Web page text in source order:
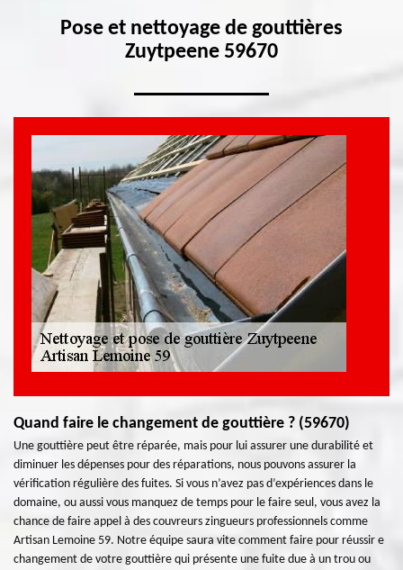
Pose et nettoyage de gouttières
Zuytpeene 59670
Quand faire le changement de gouttière ? (59670)
Une gouttière peut être réparée, mais pour lui assurer une durabilité et
diminuer les dépenses pour des réparations, nous pouvons assurer la
vérification régulière des fuites. Si vous n’avez pas d’expériences dans le
domaine, ou aussi vous manquez de temps pour le faire seul, vous avez la
chance de faire appel à des couvreurs zingueurs professionnels comme
Artisan Lemoine 59. Notre équipe saura vite comment faire pour réussir e
changement de votre gouttière qui présente une fuite due à un trou ou